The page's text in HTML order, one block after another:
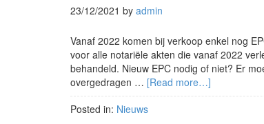
23/12/2021 by admin
Vanaf 2022 komen bij verkoop enkel nog
voor alle notariële akten die vanaf 2022
behandeld. Nieuw EPC nodig of niet? Er
overgedragen … [Read more…]
Posted in: Nieuws